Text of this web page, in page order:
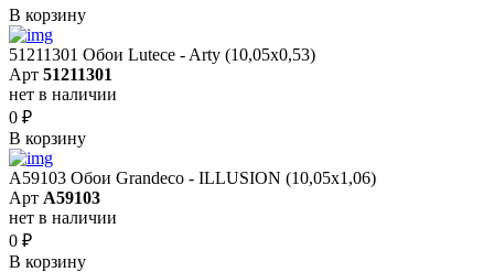
В корзину
51211301 Обои Lutece - Arty (10,05x0,53)
Арт 51211301
нет в наличии
0 ₽
В корзину
A59103 Обои Grandeco - ILLUSION (10,05х1,06)
Арт A59103
нет в наличии
0 ₽
В корзину